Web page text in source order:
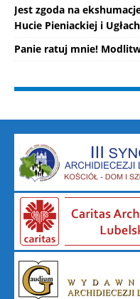
Jest zgoda na
Hucie Pieniackiej i
Panie ratuj mnie!